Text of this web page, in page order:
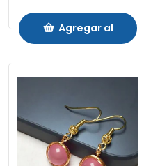
Agregar al